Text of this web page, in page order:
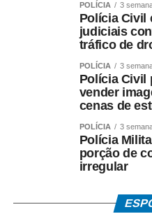
sete dias após a
produto, com direito à
Em caso de defeito, todos
legal. O prazo para
não duráveis, como flores
produtos duráveis,
eletroeletrônicos e
O Procon de Sorriso
encontrarem
junto ao órgão. O
POLÍCIA 3
Polícia Civil
judiciais
tráfico de
POLÍCIA 3
Polícia Civil
vender
cenas de
POLÍCIA 3
Polícia
porção de
irregular